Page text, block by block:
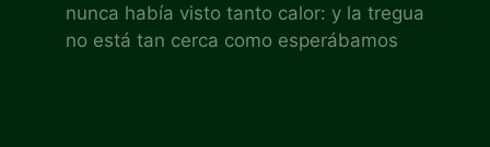
nunca había visto tanto calor: y la tregua
no está tan cerca como esperábamos